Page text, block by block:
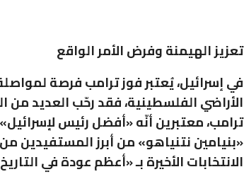
تعزيز الهيمنة وفرض الأمر الواقع
في إسرائيل، يُعتبر فوز ترامب فرصة
الأراضي الفلسطينية، فقد رحّب العديد من
ترامب، معتبرين أنّه «أفضل رئيس
«بنيامين نتنياهو» من أبرز
الانتخابات الأخيرة بـ «أعظم عودة في